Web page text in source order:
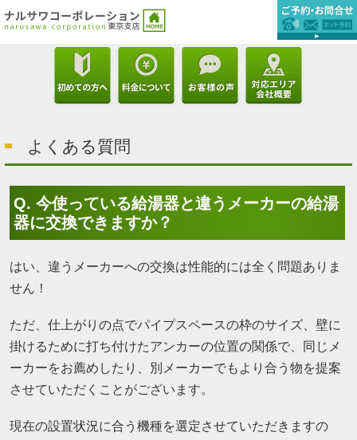
よくある質問
Q. 今使っている給湯器と違うメーカーの給湯
器に交換できますか？
はい、違うメーカーへの交換は性能的には全く問題ありま
せん！
ただ、仕上がりの点でパイプスペースの枠のサイズ、壁に
掛けるために打ち付けたアンカーの位置の関係で、同じメ
ーカーをお薦めしたり、別メーカーでもより合う物を提案
させていただくことがございます。
現在の設置状況に合う機種を選定させていただきますの